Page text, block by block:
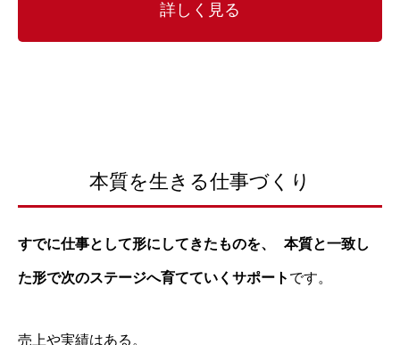
詳しく見る
本質を生きる仕事づくり
すでに仕事として形にしてきたものを、 本質と一致し
た形で次のステージへ育てていくサポート です。
売上や実績はある。